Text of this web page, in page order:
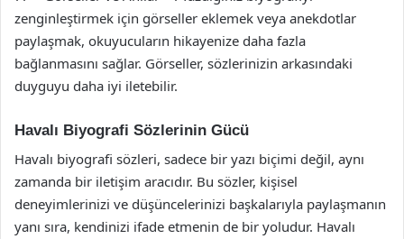
zenginleştirmek için görseller eklemek veya anekdotlar
paylaşmak, okuyucuların hikayenize daha fazla
bağlanmasını sağlar. Görseller, sözlerinizin arkasındaki
duyguyu daha iyi iletebilir.
Havalı Biyografi Sözlerinin Gücü
Havalı biyografi sözleri, sadece bir yazı biçimi değil, aynı
zamanda bir iletişim aracıdır. Bu sözler, kişisel
deneyimlerinizi ve düşüncelerinizi başkalarıyla paylaşmanın
yanı sıra, kendinizi ifade etmenin de bir yoludur. Havalı